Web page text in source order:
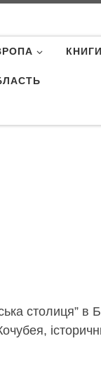
КНИГИ
столиця” в